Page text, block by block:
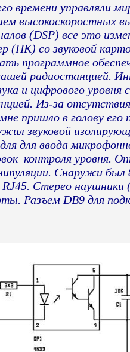
времени управляли
высокоскоростных
(DSP) все это
(ПК) со звуковой
программное
радиостанцией.
и цифрового уровня
Из-за
пришло в голову его
звуковой
для ввода
контроля уровня.
Снаружи
Стерео наушники
Разъем DB9 для